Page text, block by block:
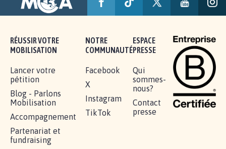
RÉUSSIR VOTRE
MOBILISATION
Lancer votre
pétition
Blog - Parlons
Mobilisation
Accompagnement
Partenariat et
fundraising
NOTRE
COMMUNAUTÉ
Facebook
X
Instagram
TikTok
ESPACE
PRESSE
Qui
sommes-
nous?
Contact
presse